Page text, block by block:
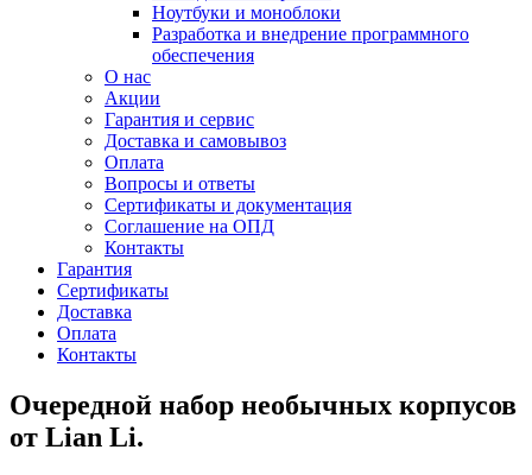
Ноутбуки и моноблоки
Разработка и внедрение программного
обеспечения
О нас
Акции
Гарантия и сервис
Доставка и самовывоз
Оплата
Вопросы и ответы
Сертификаты и документация
Соглашение на ОПД
Контакты
Гарантия
Сертификаты
Доставка
Оплата
Контакты
Очередной набор необычных корпусов
от Lian Li.